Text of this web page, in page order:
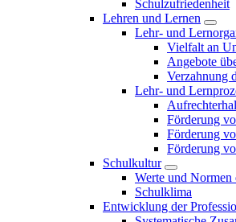
Schulzufriedenheit
Lehren und Lernen
Lehr- und
Vielfalt an
Angebote
Verzahnung
Lehr- und
Förderung
Förderung
Förderung
Schulkultur
Werte und Normen
Schulklima
Entwicklung der